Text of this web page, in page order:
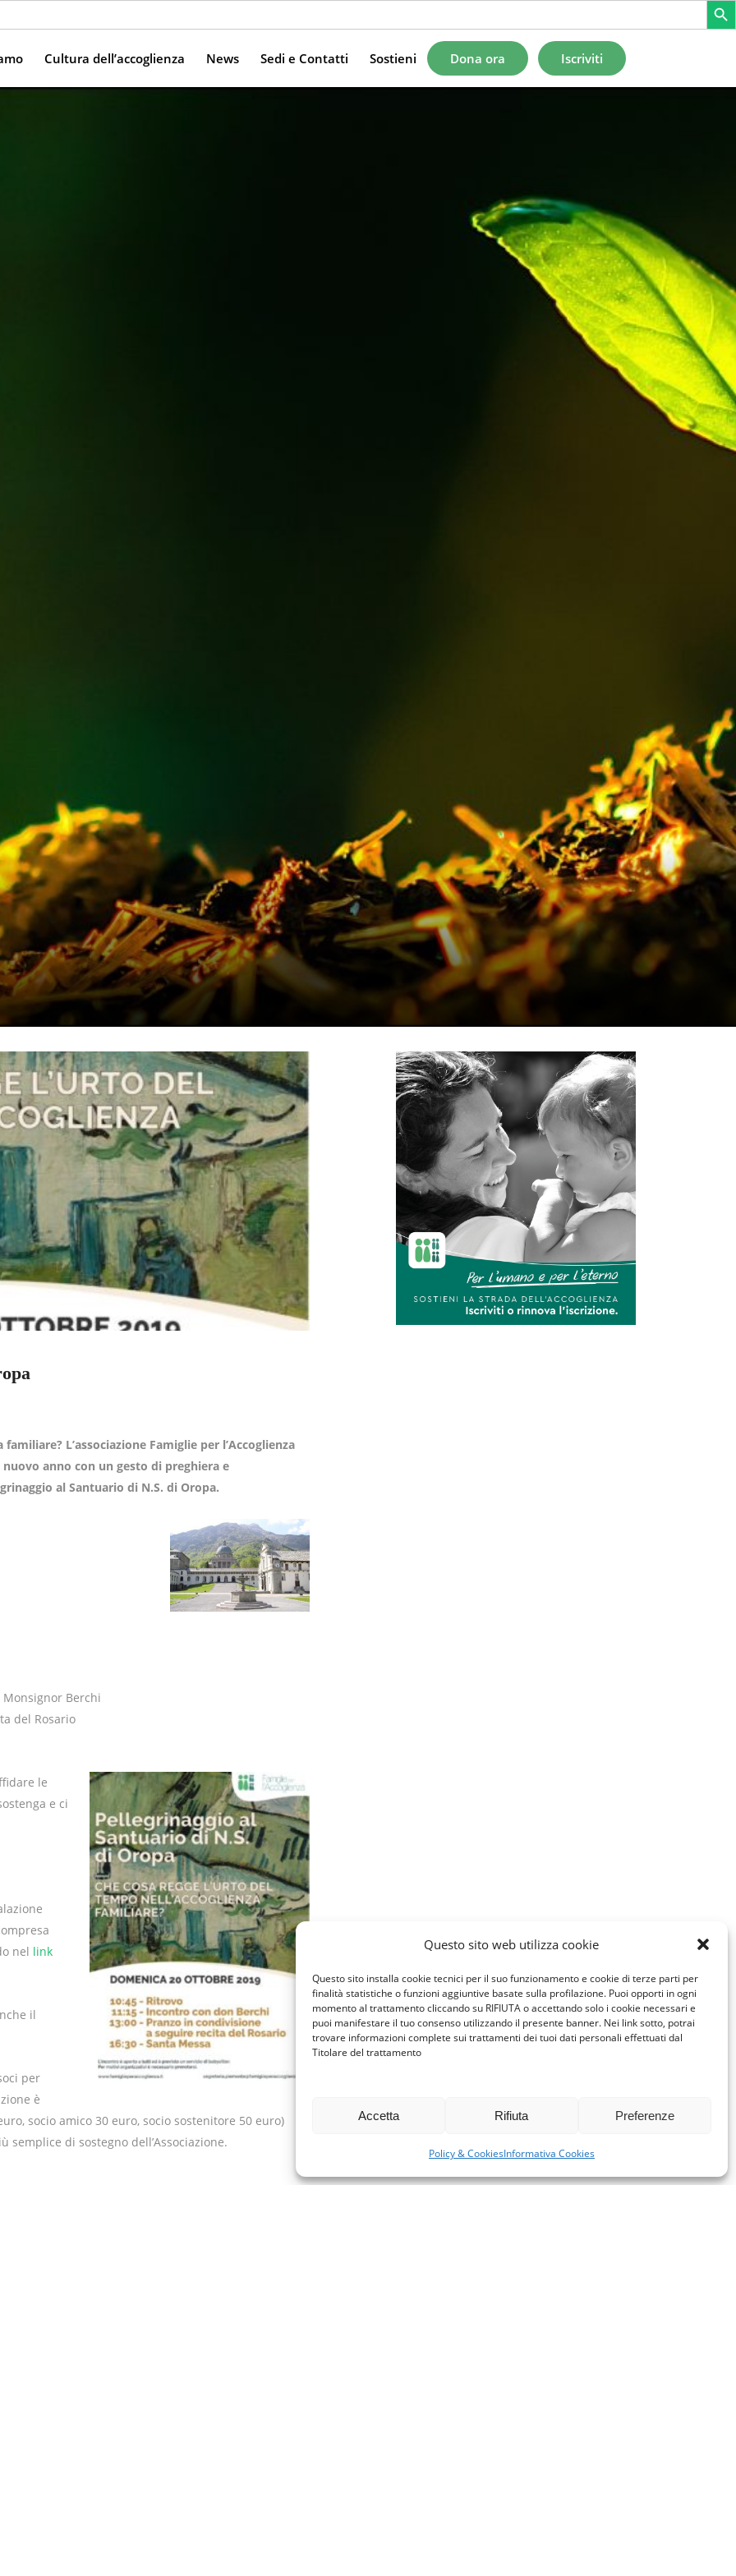
Questo sito web utilizza cookie
Questo sito installa cookie tecnici per il suo funzionamento e cookie di terze parti per
finalità statistiche o funzioni aggiuntive basate sulla profilazione. Puoi opporti in ogni
momento al trattamento cliccando su RIFIUTA o accettando solo i cookie necessari e
puoi manifestare il tuo consenso utilizzando il presente banner. Nei link sotto, potrai
trovare informazioni complete sui trattamenti dei tuoi dati personali effettuati dal
Titolare del trattamento
Accetta Rifiuta Preferenze
Policy & CookiesInformativa Cookies
Cultura dell’accoglienza News Sedi e Contatti Sostieni Dona ora Iscriviti
L’associazione Famiglie per l’Accoglienza
anno con un gesto di preghiera e
al Santuario di N.S. di Oropa.
Berchi
del Rosario
le
e ci
nel link
il
per
è
socio amico 30 euro, socio sostenitore 50 euro)
di sostegno dell’Associazione.